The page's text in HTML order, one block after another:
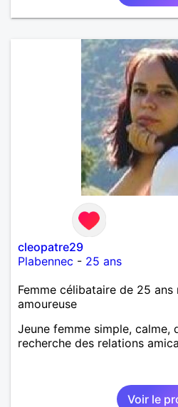
cleopatre29
Plabennec - 25 ans
Femme célibataire de 25
amoureuse
Jeune femme simple, calme,
recherche des relations
Voir le